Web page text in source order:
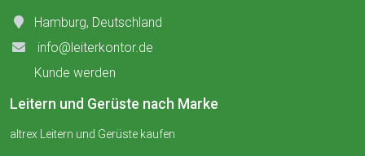
Hamburg, Deutschland
info@leiterkontor.de
Kunde werden
Leitern und Gerüste nach Marke
altrex Leitern und Gerüste kaufen